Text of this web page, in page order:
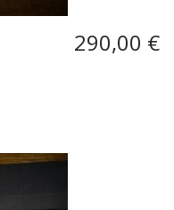
290,00 €